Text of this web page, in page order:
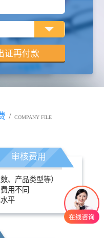
/ COMPANY FILE
审核费用
、产品类型等）
用不同
平